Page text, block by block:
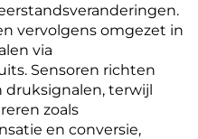
vervolgens omgezet in
via
Sensoren richten
terwijl
zoals
en conversie,